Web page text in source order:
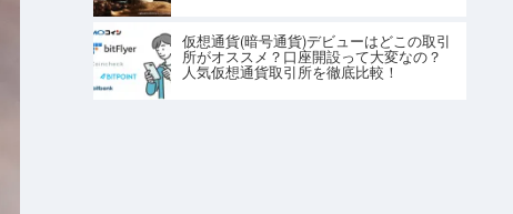
仮想通貨(暗号通貨)デビューはどこの取引
所がオススメ？口座開設って大変なの？
人気仮想通貨取引所を徹底比較！